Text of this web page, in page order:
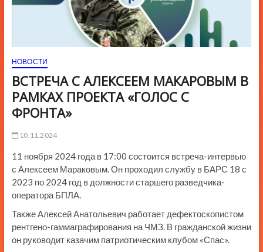
НОВОСТИ
ВСТРЕЧА С АЛЕКСЕЕМ МАКАРОВЫМ В
РАМКАХ ПРОЕКТА «ГОЛОС С
ФРОНТА»
10.11.2024
11 ноября 2024 года в 17:00 состоится встреча-интервью
с Алексеем Мараковым. Он проходил службу в БАРС 18 с
2023 по 2024 год в должности старшего разведчика-
оператора БПЛА.
Также Алексей Анатольевич работает дефектоскопистом
рентгено-гаммаграфирования на ЧМЗ. В гражданской жизни
он руководит казачим патриотическим клубом «Спас».